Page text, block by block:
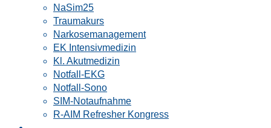
NaSim25
Traumakurs
Narkosemanagement
EK Intensivmedizin
Kl. Akutmedizin
Notfall-EKG
Notfall-Sono
SIM-Notaufnahme
R-AIM Refresher Kongress